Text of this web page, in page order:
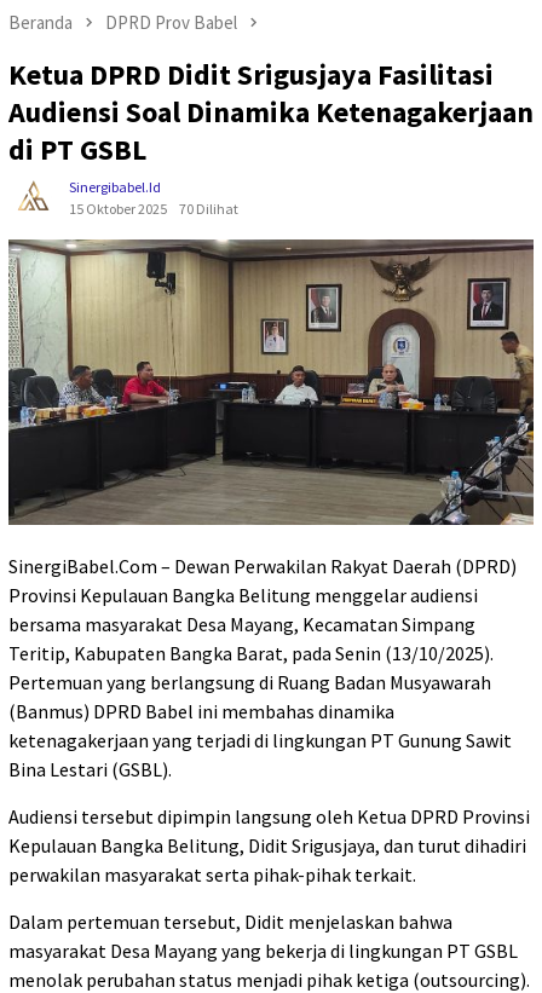
Beranda DPRD Prov Babel
Ketua DPRD Didit Srigusjaya Fasilitasi
Audiensi Soal Dinamika Ketenagakerjaan
di PT GSBL
Sinergibabel.id
15 Oktober 2025
70 Dilihat
SinergiBabel.Com – Dewan Perwakilan Rakyat Daerah (DPRD)
Provinsi Kepulauan Bangka Belitung menggelar audiensi
bersama masyarakat Desa Mayang, Kecamatan Simpang
Teritip, Kabupaten Bangka Barat, pada Senin (13/10/2025).
Pertemuan yang berlangsung di Ruang Badan Musyawarah
(Banmus) DPRD Babel ini membahas dinamika
ketenagakerjaan yang terjadi di lingkungan PT Gunung Sawit
Bina Lestari (GSBL).
Audiensi tersebut dipimpin langsung oleh Ketua DPRD Provinsi
Kepulauan Bangka Belitung, Didit Srigusjaya, dan turut dihadiri
perwakilan masyarakat serta pihak-pihak terkait.
Dalam pertemuan tersebut, Didit menjelaskan bahwa
masyarakat Desa Mayang yang bekerja di lingkungan PT GSBL
menolak perubahan status menjadi pihak ketiga (outsourcing).